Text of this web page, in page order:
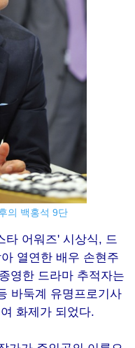
의 백홍석 9단
타 어워즈' 시상식, 드
열연한 배우 손현주
영한 드라마 추적자는
바둑계 유명프로기사
화제가 되었다.